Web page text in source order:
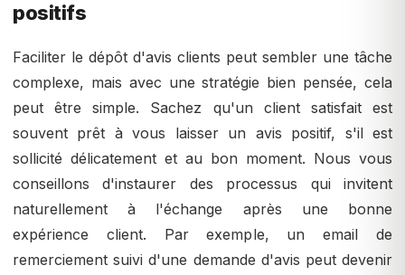
positifs
Faciliter le dépôt d'avis clients peut sembler une tâche
complexe, mais avec une stratégie bien pensée, cela
peut être simple. Sachez qu'un client satisfait est
souvent prêt à vous laisser un avis positif, s'il est
sollicité délicatement et au bon moment. Nous vous
conseillons d'instaurer des processus qui invitent
naturellement à l'échange après une bonne
expérience client. Par exemple, un email de
remerciement suivi d'une demande d'avis peut devenir